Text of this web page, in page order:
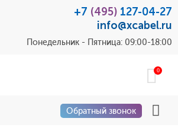
+7 (495) 127-04-27
info@xcabel.ru
Понедельник - Пятница: 09:00-18:00
0
Обратный звонок